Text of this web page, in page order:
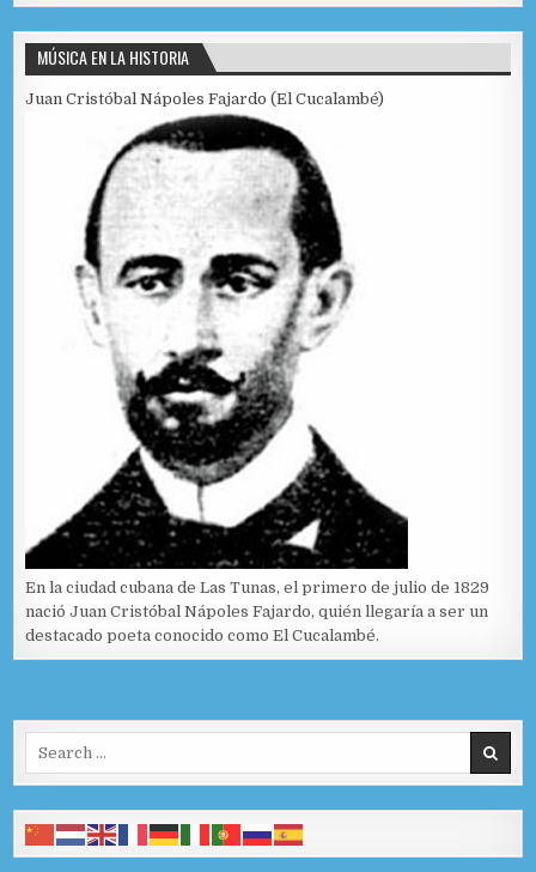
MÚSICA EN LA HISTORIA
Juan Cristóbal Nápoles Fajardo (El Cucalambé)
En la ciudad cubana de Las Tunas, el primero de julio de 1829
nació Juan Cristóbal Nápoles Fajardo, quién llegaría a ser un
destacado poeta conocido como El Cucalambé.
Search for: